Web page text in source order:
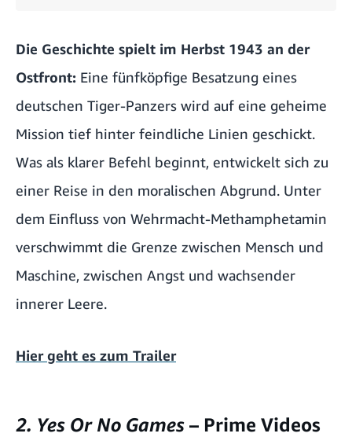
Die Geschichte spielt im Herbst 1943 an der
Ostfront: Eine fünfköpfige Besatzung eines
deutschen Tiger-Panzers wird auf eine geheime
Mission tief hinter feindliche Linien geschickt.
Was als klarer Befehl beginnt, entwickelt sich zu
einer Reise in den moralischen Abgrund. Unter
dem Einfluss von Wehrmacht-Methamphetamin
verschwimmt die Grenze zwischen Mensch und
Maschine, zwischen Angst und wachsender
innerer Leere.
Hier geht es zum Trailer
2. Yes Or No Games – Prime Videos